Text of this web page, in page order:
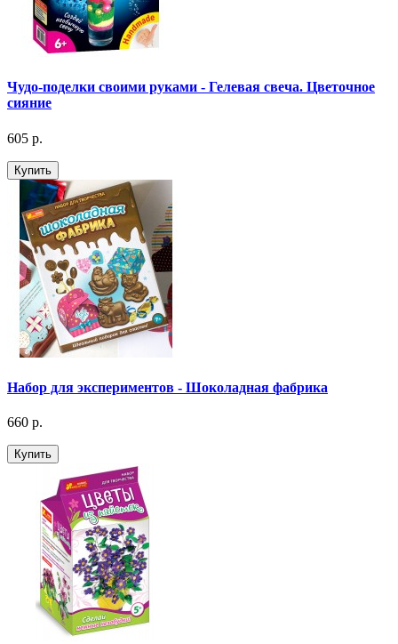
Чудо-поделки своими руками - Гелевая свеча. Цветочное
сияние
605 р.
Купить
Набор для экспериментов - Шоколадная фабрика
660 р.
Купить